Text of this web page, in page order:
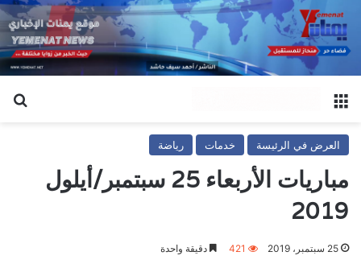
العرض في الرئيسة خدمات رياضة
مباريات الأربعاء 25 سبتمبر/أيلول
2019
25 سبتمبر، 2019 421 دقيقة واحدة